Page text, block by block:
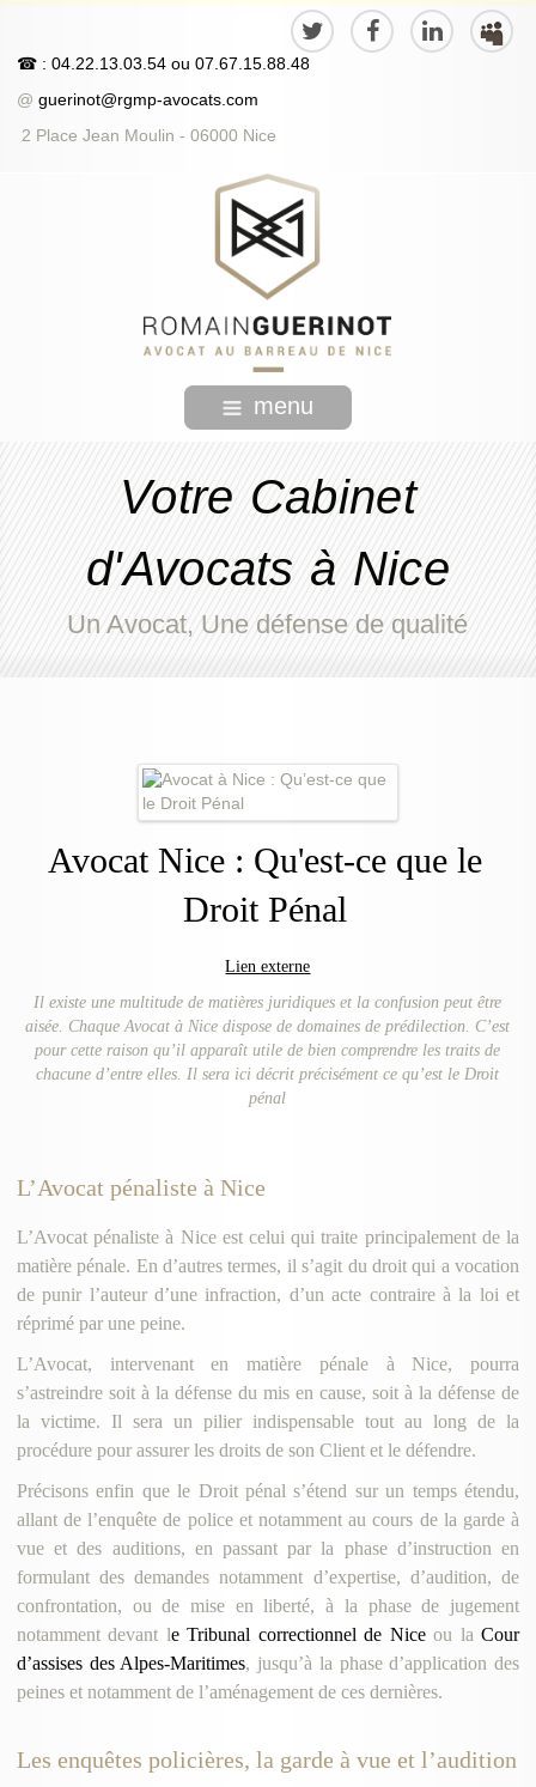
☎ : 04.22.13.03.54 ou 07.67.15.88.48
@ guerinot@rgmp-avocats.com
2 Place Jean Moulin - 06000 Nice
menu
Votre Cabinet
d'Avocats à Nice
Un Avocat, Une défense de qualité
Avocat Nice : Qu'est-ce que le
Droit Pénal
Lien externe
Il existe une multitude de matières juridiques et la confusion peut être
aisée. Chaque Avocat à Nice dispose de domaines de prédilection. C’est
pour cette raison qu’il apparaît utile de bien comprendre les traits de
chacune d’entre elles. Il sera ici décrit précisément ce qu’est le Droit
pénal
L’Avocat pénaliste à Nice
L’Avocat pénaliste à Nice est celui qui traite principalement de la
matière pénale. En d’autres termes, il s’agit du droit qui a vocation
de punir l’auteur d’une infraction, d’un acte contraire à la loi et
réprimé par une peine.
L’Avocat, intervenant en matière pénale à Nice, pourra
s’astreindre soit à la défense du mis en cause, soit à la défense de
la victime. Il sera un pilier indispensable tout au long de la
procédure pour assurer les droits de son Client et le défendre.
Précisons enfin que le Droit pénal s’étend sur un temps étendu,
allant de l’enquête de police et notamment au cours de la garde à
vue et des auditions, en passant par la phase d’instruction en
formulant des demandes notamment d’expertise, d’audition, de
confrontation, ou de mise en liberté, à la phase de jugement
notamment devant le Tribunal correctionnel de Niceou laCour
d’assises des Alpes-Maritimes, jusqu’à la phase d’application des
peines et notamment de l’aménagement de ces dernières.
Les enquêtes policières, la garde à vue et l’audition